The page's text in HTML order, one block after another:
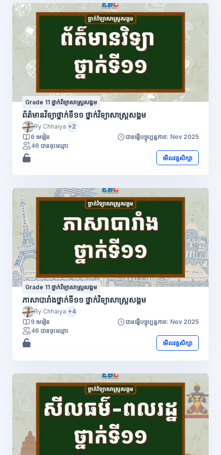
Grade 11 ថ្នាក់វិទ្យាសាស្រ្តសង្គម
ព័ត៌មានវិទ្យាថ្នាក់ទី១១ ថ្នាក់វិទ្យាសាស្រ្តសង្គម
Ry Chhaiya +2
6 មេរៀន
បានធ្វើបច្ចុប្បន្នភាព: Nov 2025
46 បានចុះឈ្មោះ
មើលវគ្គសិក្សា
Grade 11 ថ្នាក់វិទ្យាសាស្រ្តសង្គម
ភាសាបារាំងថ្នាក់ទី១១ ថ្នាក់វិទ្យាសាស្រ្តសង្គម
Ry Chhaiya +4
9 មេរៀន
បានធ្វើបច្ចុប្បន្នភាព: Nov 2025
46 បានចុះឈ្មោះ
មើលវគ្គសិក្សា